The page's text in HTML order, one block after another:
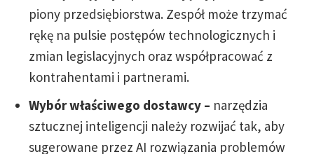
piony przedsiębiorstwa. Zespół może trzymać
rękę na pulsie postępów technologicznych i
zmian legislacyjnych oraz współpracować z
kontrahentami i partnerami.
Wybór właściwego dostawcy – narzędzia
sztucznej inteligencji należy rozwijać tak, aby
sugerowane przez AI rozwiązania problemów